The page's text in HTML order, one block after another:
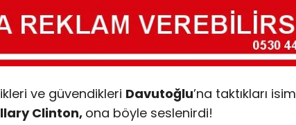
ve güvendikleri Davutoğlu’na taktıkları isim
Clinton,ona böyle seslenirdi!